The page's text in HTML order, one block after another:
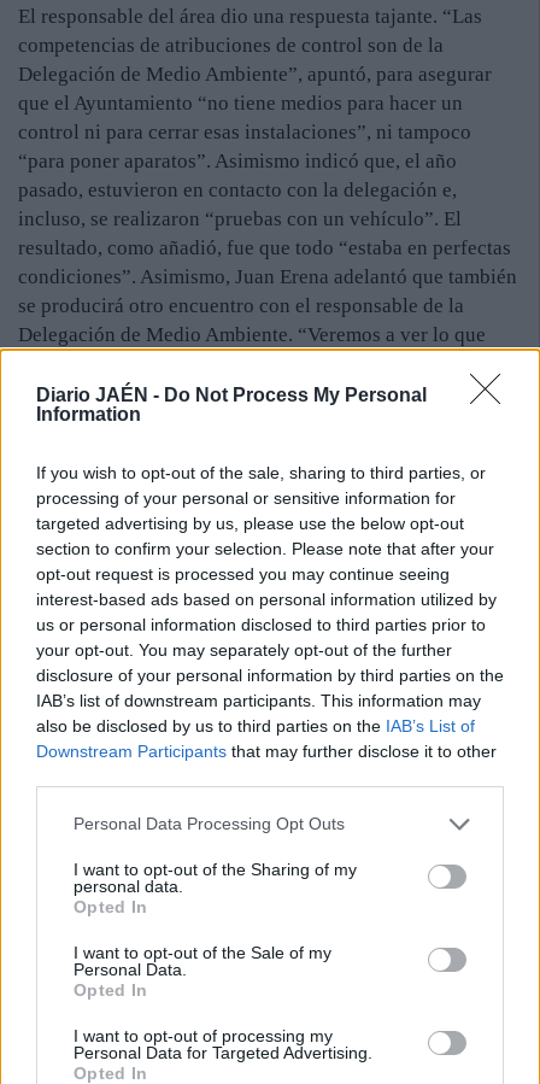
Diario JAÉN - Do Not Process My Personal
Information
If you wish to opt-out of the sale, sharing to third parties, or
processing of your personal or sensitive information for
targeted advertising by us, please use the below opt-out
section to confirm your selection. Please note that after your
opt-out request is processed you may continue seeing
interest-based ads based on personal information utilized by
us or personal information disclosed to third parties prior to
your opt-out. You may separately opt-out of the further
disclosure of your personal information by third parties on the
IAB’s list of downstream participants. This information may
also be disclosed by us to third parties on the IAB’s List of
Downstream Participants that may further disclose it to other
Personal Data Processing Opt Outs
I want to opt-out of the Sharing of my
personal data.
Opted In
I want to opt-out of the Sale of my
Personal Data.
Opted In
I want to opt-out of processing my
Personal Data for Targeted Advertising.
Opted In
El responsable del área dio una respuesta tajante. “Las
competencias de atribuciones de control son de la
Delegación de Medio Ambiente”, apuntó, para asegurar
que el Ayuntamiento “no tiene medios para hacer un
control ni para cerrar esas instalaciones”, ni tampoco
“para poner aparatos”. Asimismo indicó que, el año
pasado, estuvieron en contacto con la delegación e,
incluso, se realizaron “pruebas con un vehículo”. El
resultado, como añadió, fue que todo “estaba en perfectas
condiciones”. Asimismo, Juan Erena adelantó que también
se producirá otro encuentro con el responsable de la
Delegación de Medio Ambiente. “Veremos a ver lo que
con los votos a favor del PP y del PA y las abstenciones del
PSOE e IU— la ordenanza municipal que regula la
producción y gestión de residuos de la construcción y
demolición, una adhesión que se realiza para llevar los
residuos al vertedero de inertes de Fuerte del Rey. El PSOE
criticó que, hace algún tiempo, se rechazara esta propuesta
de la Diputación y se alegara por parte de la anterior
alcaldesa, Custodia Martos, que la ciudad contaba con uno
“de inminente apertura” y lo pusiese a disposición de
“cualquier población cercana”. Por su parte, el alcalde,
Francisco Delgado, contestó que se planteaba el proyecto
en el punto del Chinche, pero al final no se hizo realidad.